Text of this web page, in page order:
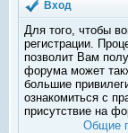
Вход
Для того, чтобы
регистрации.
позволит Вам
форума может
большие
ознакомиться с
присутствие на
Общие